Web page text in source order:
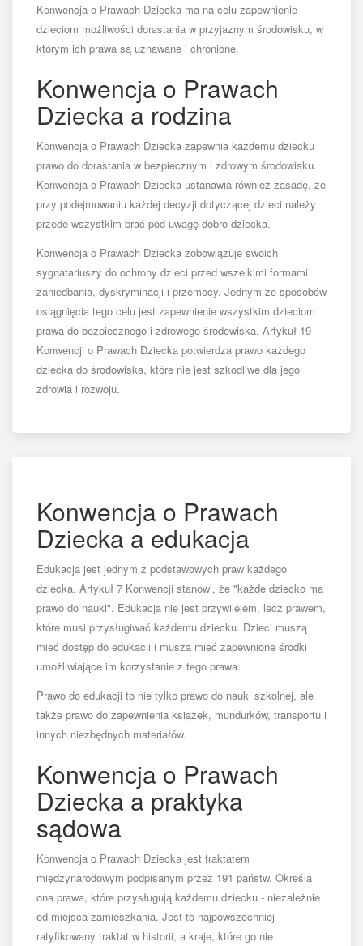
Konwencja o Prawach Dziecka ma na celu zapewnienie
dzieciom możliwości dorastania w przyjaznym środowisku, w
którym ich prawa są uznawane i chronione.
Konwencja o Prawach
Dziecka a rodzina
Konwencja o Prawach Dziecka zapewnia każdemu dziecku
prawo do dorastania w bezpiecznym i zdrowym środowisku.
Konwencja o Prawach Dziecka ustanawia również zasadę, że
przy podejmowaniu każdej decyzji dotyczącej dzieci należy
przede wszystkim brać pod uwagę dobro dziecka.
Konwencja o Prawach Dziecka zobowiązuje swoich
sygnatariuszy do ochrony dzieci przed wszelkimi formami
zaniedbania, dyskryminacji i przemocy. Jednym ze sposobów
osiągnięcia tego celu jest zapewnienie wszystkim dzieciom
prawa do bezpiecznego i zdrowego środowiska. Artykuł 19
Konwencji o Prawach Dziecka potwierdza prawo każdego
dziecka do środowiska, które nie jest szkodliwe dla jego
zdrowia i rozwoju.
Konwencja o Prawach
Dziecka a edukacja
Edukacja jest jednym z podstawowych praw każdego
dziecka. Artykuł 7 Konwencji stanowi, że "każde dziecko ma
prawo do nauki". Edukacja nie jest przywilejem, lecz prawem,
które musi przysługiwać każdemu dziecku. Dzieci muszą
mieć dostęp do edukacji i muszą mieć zapewnione środki
umożliwiające im korzystanie z tego prawa.
Prawo do edukacji to nie tylko prawo do nauki szkolnej, ale
także prawo do zapewnienia książek, mundurków, transportu i
innych niezbędnych materiałów.
Konwencja o Prawach
Dziecka a praktyka
sądowa
Konwencja o Prawach Dziecka jest traktatem
międzynarodowym podpisanym przez 191 państw. Określa
ona prawa, które przysługują każdemu dziecku - niezależnie
od miejsca zamieszkania. Jest to najpowszechniej
ratyfikowany traktat w historii, a kraje, które go nie